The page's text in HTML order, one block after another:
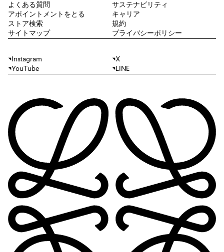
よくある質問
アポイントメントをとる
ストア検索
サイトマップ
サステナビリティ
キャリア
規約
プライバシーポリシー
Instagram
X
YouTube
LINE